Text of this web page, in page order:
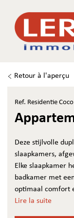
Retour à l'aperçu
Ref. Residentie
Deze stijlvolle
slaapkamers,
Elke slaapkamer
badkamer met
optimaal comfort
De open keuken,
Lire la suite